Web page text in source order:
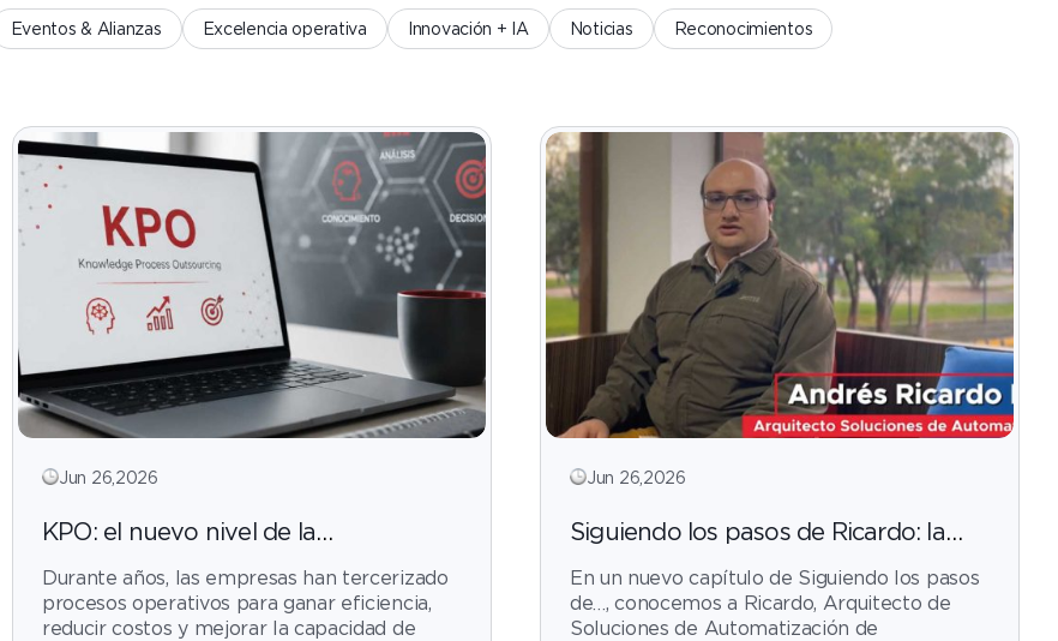
Eventos & Alianzas Excelencia operativa Innovación + IA Noticias Reconocimientos
Jun 26,2026
KPO: el nuevo nivel de la
conocimiento
Durante años, las empresas han tercerizado
procesos operativos para ganar eficiencia,
reducir costos y mejorar la capacidad de
Jun 26,2026
Siguiendo los pasos de Ricardo: la
operación
En un nuevo capítulo de Siguiendo los pasos
de…, conocemos a Ricardo, Arquitecto de
Soluciones de Automatización de